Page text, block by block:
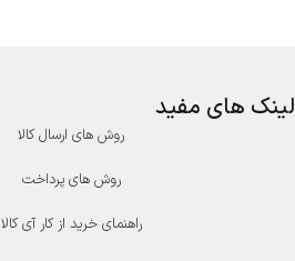
لینک های مفید
روش های ارسال کالا
روش های پرداخت
راهنمای خرید از کار آی کالا